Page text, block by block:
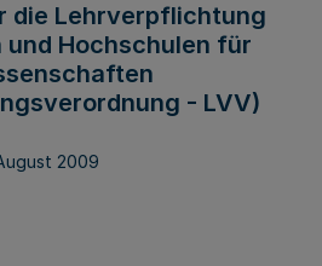
die Lehrverpflichtung
Hochschulen für
- LVV)
2009